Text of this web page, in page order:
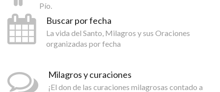
Pío.
Buscar por fecha
La vida del Santo, Milagros y sus Oraciones
organizadas por fecha
Milagros y curaciones
¡El don de las curaciones milagrosas contado a